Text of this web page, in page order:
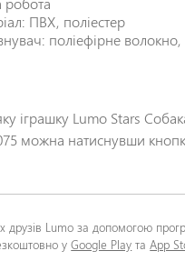
ПВХ, поліестер
поліефірне волокно,
іграшку Lumo Stars
можна натиснувши
друзів Lumo за допомогою
уGoogle Play таApp